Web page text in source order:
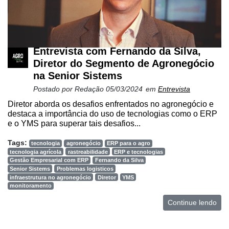
Néctar
Tecprime
Agro
Way
Consulting
ONE
CHB
Entrevista com Fernando da Silva,
Diretor do Segmento de Agronegócio
na Senior Sistems
Postado por Redação 05/03/2024 em Entrevista
Diretor aborda os desafios enfrentados no agronegócio e
destaca a importância do uso de tecnologias como o ERP
e o YMS para superar tais desafios...
Tags: tecnologia agronegócio
ERP para o agro
tecnologia agrícola
rastreabilidade
ERP e tecnologias
Gestão Empresarial com ERP
Fernando da Silva
Senior Sistems
Problemas logisticos
infraestrutura no agronegócio
Diretor
YMS
monitoramento
Continue lendo